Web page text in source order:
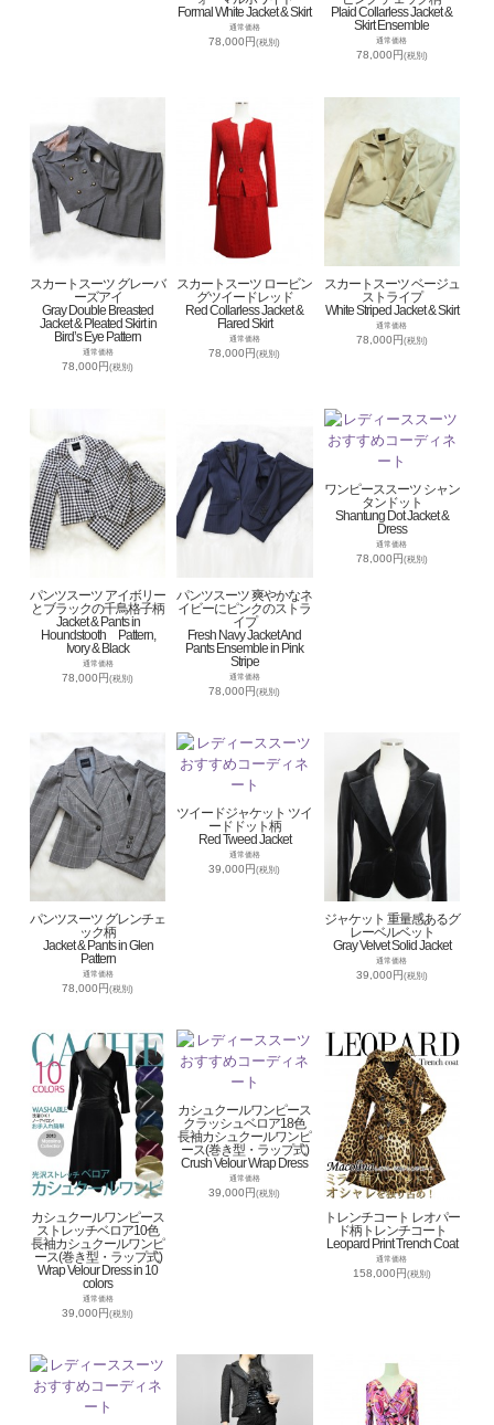
Formal White Jacket & Skirt
通常価格
78,000円(税別)
Plaid Collarless Jacket &
Skirt Ensemble
通常価格
78,000円(税別)
スカートスーツ グレーバ
ーズアイ
Gray Double Breasted
Jacket & Pleated Skirt in
Bird’s Eye Pattern
通常価格
78,000円(税別)
スカートスーツ ロービン
グツイードレッド
Red Collarless Jacket &
Flared Skirt
通常価格
78,000円(税別)
スカートスーツ ベージュ
ストライプ
White Striped Jacket & Skirt
通常価格
78,000円(税別)
パンツスーツ アイボリー
とブラックの千鳥格子柄
Jacket & Pants in
Houndstooth Pattern,
Ivory & Black
通常価格
78,000円(税別)
パンツスーツ 爽やかなネ
イビーにピンクのストラ
イプ
Fresh Navy Jacket And
Pants Ensemble in Pink
Stripe
通常価格
78,000円(税別)
ワンピーススーツ シャン
タンドット
Shantung Dot Jacket &
Dress
通常価格
78,000円(税別)
パンツスーツ グレンチェ
ック柄
Jacket & Pants in Glen
Pattern
通常価格
78,000円(税別)
ツイードジャケット ツイ
ードドット柄
Red Tweed Jacket
通常価格
39,000円(税別)
ジャケット 重量感あるグ
レーベルベット
Gray Velvet Solid Jacket
通常価格
39,000円 (税別)
カシュクールワンピース
ストレッチベロア10色
長袖カシュクールワンピ
ース(巻き型・ラップ式)
Wrap Velour Dress in 10
colors
通常価格
39,000円(税別)
カシュクールワンピース
クラッシュベロア18色
長袖カシュクールワンピ
ース(巻き型・ラップ式)
Crush Velour Wrap Dress
通常価格
39,000円(税別)
トレンチコート レオパー
ド柄トレンチコート
Leopard Print Trench Coat
通常価格
158,000円(税別)